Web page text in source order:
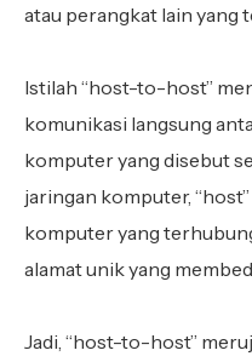
atau perangkat lain yang
Istilah “host-to-host”
komunikasi langsung
komputer yang disebut
jaringan komputer,
komputer yang
alamat unik yang
Jadi, “host-to-host”